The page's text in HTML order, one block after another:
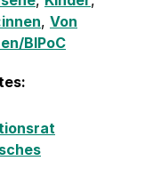
, Von
BIPoC